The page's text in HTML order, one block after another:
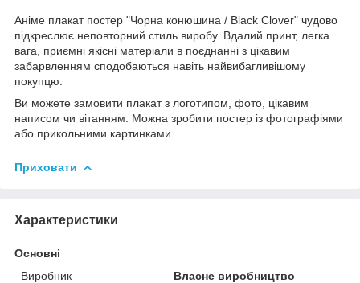
Аніме плакат постер "Чорна конюшина / Black Clover" чудово
підкреслює неповторний стиль виробу. Вдалий принт, легка
вага, приємні якісні матеріали в поєднанні з цікавим
забарвленням сподобаються навіть найвибагливішому
покупцю.
Ви можете замовити плакат з логотипом, фото, цікавим
написом чи вітанням. Можна зробити постер із фотографіями
або прикольними картинками.
Приховати
Характеристики
Основні
Виробник
Власне виробництво